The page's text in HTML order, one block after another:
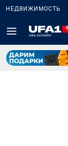
НЕДВИЖИМОСТЬ